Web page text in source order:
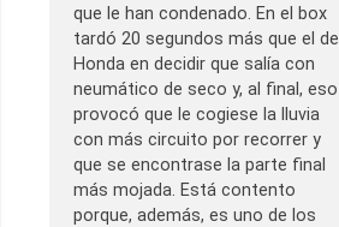
que le han condenado. En el box
tardó 20 segundos más que el de
Honda en decidir que salía con
neumático de seco y, al final, eso
provocó que le cogiese la lluvia
con más circuito por recorrer y
que se encontrase la parte final
más mojada. Está contento
porque, además, es uno de los